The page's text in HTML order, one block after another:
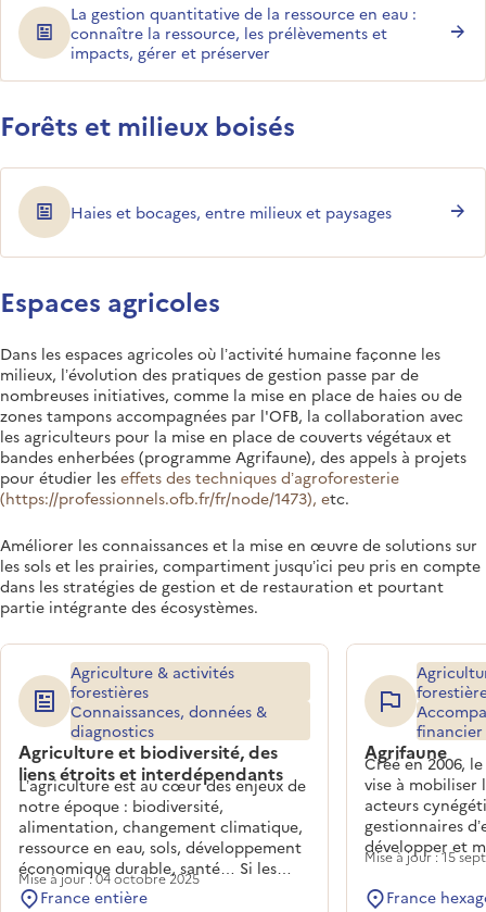
La gestion quantitative de la ressource en eau :
connaître la ressource, les prélèvements et
impacts, gérer et préserver
Forêts et milieux boisés
Haies et bocages, entre milieux et paysages
Espaces agricoles
Dans les espaces agricoles où l’activité humaine façonne les
milieux, l’évolution des pratiques de gestion passe par de
nombreuses initiatives, comme la mise en place de haies ou de
zones tampons accompagnées par l'OFB, la collaboration avec
les agriculteurs pour la mise en place de couverts végétaux et
bandes enherbées (programme Agrifaune), des appels à projets
pour étudier les effets des techniques d’agroforesterie
(https://professionnels.ofb.fr/fr/node/1473), etc.
Améliorer les connaissances et la mise en œuvre de solutions sur
les sols et les prairies, compartiment jusqu’ici peu pris en compte
dans les stratégies de gestion et de restauration et pourtant
partie intégrante des écosystèmes.
Agriculture et biodiversité, des
liens étroits et interdépendants
Agriculture & activités
forestières
Connaissances, données &
diagnostics
L’agriculture est au cœur des enjeux de
notre époque : biodiversité,
alimentation, changement climatique,
ressource en eau, sols, développement
économique durable, santé… Si les
pratiques agricoles intensives ont un
Mise à jour : 04 octobre 2025
France entière
Agrifaune
financier
Créé en 2006,
vise à mobiliser
acteurs
gestionnaires
développer et
pratiques
biodiversité.
Mise à jour : 15
France